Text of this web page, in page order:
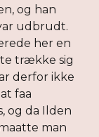
og han
udbrudt.
her en
trække sig
derfor ikke
faa
og da Ilden
man